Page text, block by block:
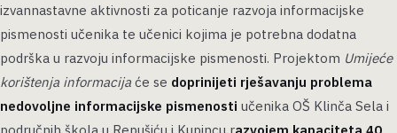
izvannastavne aktivnosti za poticanje razvoja informacijske
pismenosti učenika te učenici kojima je potrebna dodatna
podrška u razvoju informacijske pismenosti. Projektom Umijeće
korištenja informacija će se doprinijeti rješavanju problema
nedovoljne informacijske pismenosti učenika OŠ Klinča Sela i